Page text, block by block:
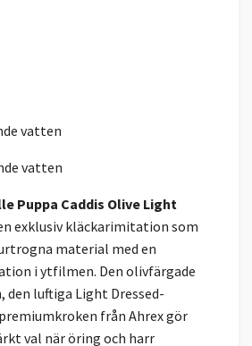
vatten
vatten
Puppa Caddis Olive Light
exklusiv kläckarimitation som
material med en
i ytfilmen. Den olivfärgade
den luftiga Light Dressed-
från Ahrex gör
val när öring och harr